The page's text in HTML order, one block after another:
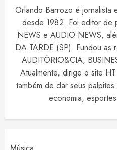
Orlando Barrozo é jornalista
desde 1982. Foi editor de
NEWS e AUDIO NEWS,
DA TARDE (SP). Fundou as
AUDITÓRIO&CIA,
Atualmente, dirige o site
também de dar seus
economia,